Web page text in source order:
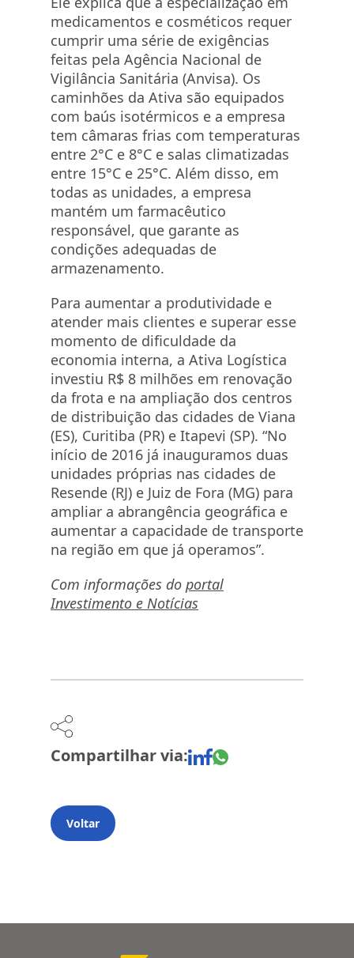
medicamentos e cosméticos requer
cumprir uma série de exigências
feitas pela Agência Nacional de
Vigilância Sanitária (Anvisa). Os
caminhões da Ativa são equipados
com baús isotérmicos e a empresa
tem câmaras frias com temperaturas
entre 2°C e 8°C e salas climatizadas
entre 15°C e 25°C. Além disso, em
todas as unidades, a empresa
mantém um farmacêutico
responsável, que garante as
condições adequadas de
armazenamento.
Para aumentar a produtividade e
atender mais clientes e superar esse
momento de dificuldade da
economia interna, a Ativa Logística
investiu R$ 8 milhões em renovação
da frota e na ampliação dos centros
de distribuição das cidades de Viana
(ES), Curitiba (PR) e Itapevi (SP). “No
início de 2016 já inauguramos duas
unidades próprias nas cidades de
Resende (RJ) e Juiz de Fora (MG) para
ampliar a abrangência geográfica e
aumentar a capacidade de transporte
na região em que já operamos”.
Com informações do portal
Investimento e Notícias
Compartilhar via:
Voltar